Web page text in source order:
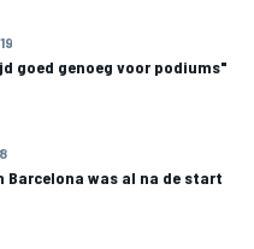
goed genoeg voor podiums"
Barcelona was al na de start